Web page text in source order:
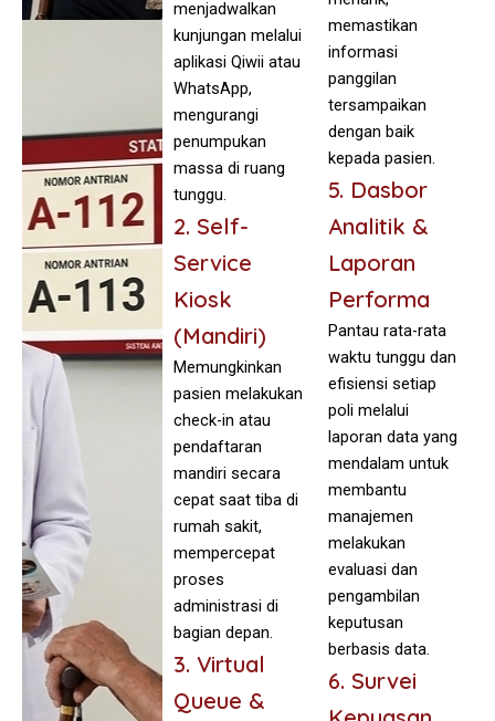
menjadwalkan
kunjungan melalui
aplikasi Qiwii atau
WhatsApp,
mengurangi
penumpukan
massa di ruang
tunggu.
2. Self-
Service
Kiosk
(Mandiri)
Memungkinkan
pasien melakukan
check-in atau
pendaftaran
mandiri secara
cepat saat tiba di
rumah sakit,
mempercepat
proses
administrasi di
bagian depan.
3. Virtual
Queue &
memastikan
informasi
panggilan
tersampaikan
dengan baik
kepada pasien.
5. Dasbor
Analitik &
Laporan
Performa
Pantau rata-rata
waktu tunggu dan
efisiensi setiap
poli melalui
laporan data yang
mendalam untuk
membantu
manajemen
melakukan
evaluasi dan
pengambilan
keputusan
berbasis data.
6. Survei